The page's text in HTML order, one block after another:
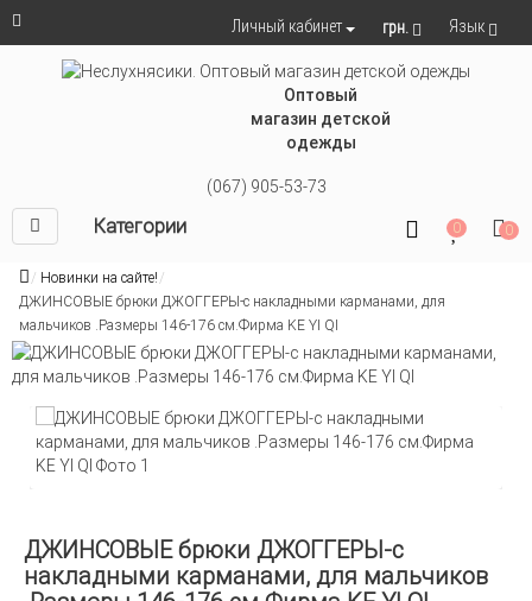
Личный кабинет грн. Язык
Оптовый
магазин детской
одежды
(067) 905-53-73
Категории 0 0
Новинки на сайте!
ДЖИНСОВЫЕ брюки ДЖОГГЕРЫ-с накладными карманами, для
мальчиков .Размеры 146-176 см.Фирма KE YI QI
ДЖИНСОВЫЕ брюки ДЖОГГЕРЫ-с
накладными карманами, для мальчиков